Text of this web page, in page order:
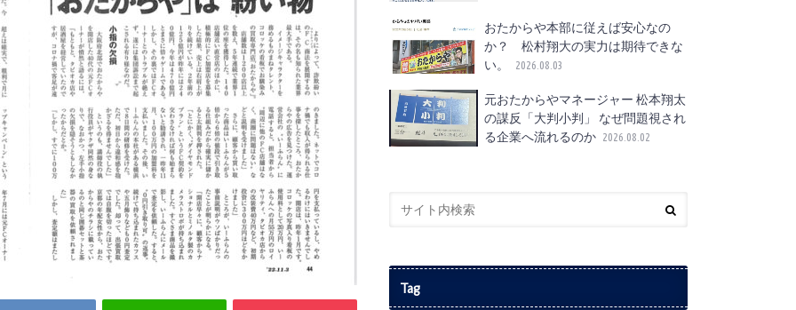
おたからや本部に従えば安心なの
か？ 松村翔大の実力は期待できな
い。
2026.08.03
元おたからやマネージャー 松本翔太
の謀反「大判小判」 なぜ問題視され
る企業へ流れるのか 2026.08.02
Tag